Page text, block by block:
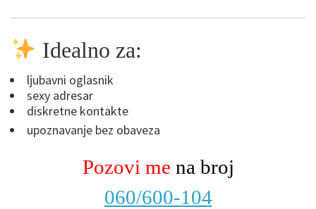
Idealno za:
ljubavni oglasnik
sexy adresar
diskretne kontakte
upoznavanje bez obaveza
Pozovi me na broj
060/600-104